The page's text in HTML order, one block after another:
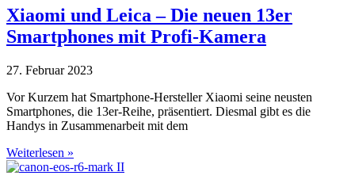
Xiaomi und Leica – Die neuen 13er
Smartphones mit Profi-Kamera
27. Februar 2023
Vor Kurzem hat Smartphone-Hersteller Xiaomi seine neusten
Smartphones, die 13er-Reihe, präsentiert. Diesmal gibt es die
Handys in Zusammenarbeit mit dem
Weiterlesen »